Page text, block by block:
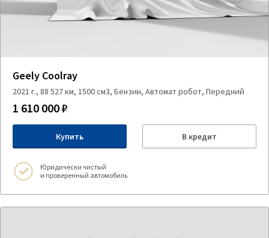
Geely Coolray
2021 г., 88 527 км, 1500 см3, Бензин, Автомат робот, Передний
1 610 000 ₽
Купить В кредит
Юридически чистый
и проверенный автомобиль